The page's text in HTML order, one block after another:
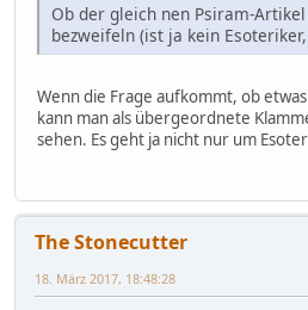
Ob der gleich nen Psiram-
bezweifeln (ist ja kein
Wenn die Frage aufkommt, ob
kann man als übergeordnete
sehen. Es geht ja nicht nur um
The Stonecutter
18. März 2017, 18:48:28